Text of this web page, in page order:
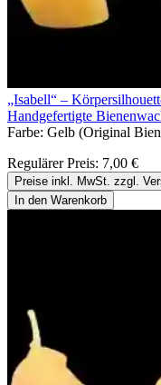
„Isabell“ –
Handgefertigte
Farbe: Gelb (Original
Regulärer Preis: 7,00 €
Preise inkl. MwSt. zzgl.
In den Warenkorb